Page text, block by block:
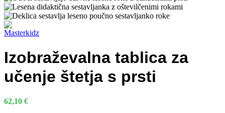
Izobraževalna tablica za
učenje štetja s prsti
62,10 €